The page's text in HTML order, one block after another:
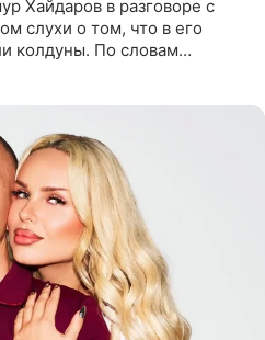
Хайдаров в разговоре с
слухи о том, что в его
колдуны. По словам